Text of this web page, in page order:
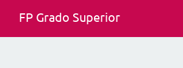
FP Grado Superior